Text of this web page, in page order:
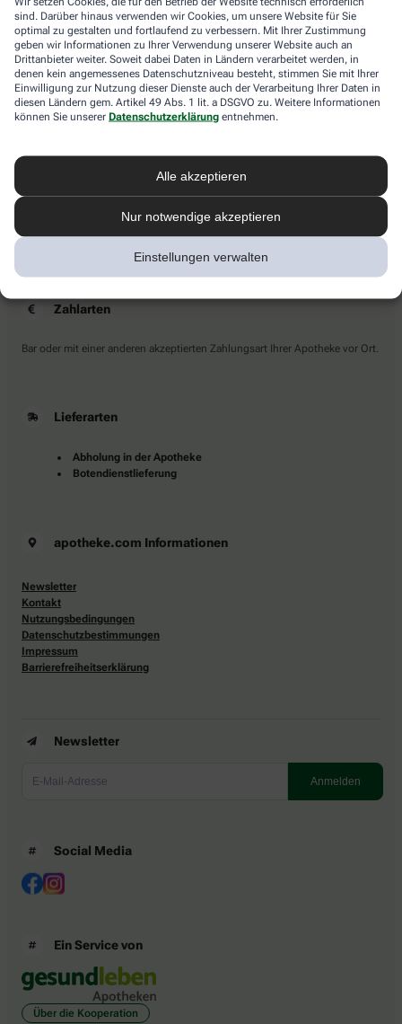
sind. Darüber hinaus verwenden wir Cookies, um unsere Website für Sie
optimal zu gestalten und fortlaufend zu verbessern. Mit Ihrer Zustimmung
geben wir Informationen zu Ihrer Verwendung unserer Website auch an
Drittanbieter weiter. Soweit dabei Daten in Ländern verarbeitet werden, in
denen kein angemessenes Datenschutzniveau besteht, stimmen Sie mit Ihrer
Einwilligung zur Nutzung dieser Dienste auch der Verarbeitung Ihrer Daten in
diesen Ländern gem. Artikel 49 Abs. 1 lit. a DSGVO zu. Weitere Informationen
können Sie unserer Datenschutzerklärung entnehmen.
Alle akzeptieren
Nur notwendige akzeptieren
Einstellungen verwalten
Information der Einhorn-Apotheke
Einhorn-Apotheke
19059 Schwerin
Kontaktieren Sie uns direkt.
Zahlarten
Bar oder mit einer anderen akzeptierten Zahlungsart Ihrer Apotheke vor Ort.
Lieferarten
Abholung in der Apotheke
Botendienstlieferung
apotheke.com Informationen
Newsletter
Kontakt
Nutzungsbedingungen
Datenschutzbestimmungen
Impressum
Barrierefreiheitserklärung
Newsletter
Social Media
Ein Service von
Über die Kooperation